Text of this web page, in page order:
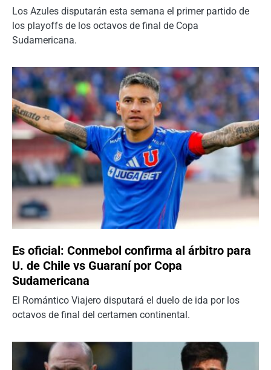
Los Azules disputarán esta semana el primer partido de
los playoffs de los octavos de final de Copa
Sudamericana.
Es oficial: Conmebol confirma al árbitro para
U. de Chile vs Guaraní por Copa
Sudamericana
El Romántico Viajero disputará el duelo de ida por los
octavos de final del certamen continental.